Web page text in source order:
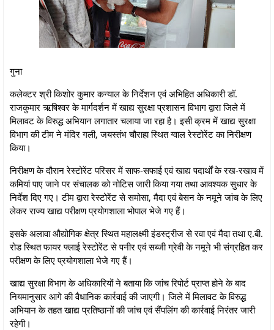
गुना
कलेक्टर श्री किशोर कुमार कन्याल के निर्देशन एवं अभिहित अधिकारी डॉ.
राजकुमार ऋषिश्वर के मार्गदर्शन में खाद्य सुरक्षा प्रशासन विभाग द्वारा जिले में
मिलावट के विरुद्ध अभियान लगातार चलाया जा रहा है। इसी क्रम में खाद्य सुरक्षा
विभाग की टीम ने मंदिर गली, जयस्तंभ चौराहा स्थित ग्वाल रेस्टोरेंट का निरीक्षण
किया।
निरीक्षण के दौरान रेस्टोरेंट परिसर में साफ-सफाई एवं खाद्य पदार्थों के रख-रखाव में
कमियां पाए जाने पर संचालक को नोटिस जारी किया गया तथा आवश्यक सुधार के
निर्देश दिए गए। टीम द्वारा रेस्टोरेंट से समोसा, मैदा एवं बेसन के नमूने जांच के लिए
लेकर राज्य खाद्य परीक्षण प्रयोगशाला भोपाल भेजे गए हैं।
इसके अलावा औद्योगिक क्षेत्र स्थित महालक्ष्मी इंडस्ट्रीज से रवा एवं मैदा तथा ए.बी.
रोड स्थित फायर फ्लाई रेस्टोरेंट से पनीर एवं सब्जी ग्रेवी के नमूने भी संग्रहित कर
परीक्षण के लिए प्रयोगशाला भेजे गए हैं।
खाद्य सुरक्षा विभाग के अधिकारियों ने बताया कि जांच रिपोर्ट प्राप्त होने के बाद
नियमानुसार आगे की वैधानिक कार्रवाई की जाएगी। जिले में मिलावट के विरुद्ध
अभियान के तहत खाद्य प्रतिष्ठानों की जांच एवं सैंपलिंग की कार्रवाई निरंतर जारी
रहेगी।